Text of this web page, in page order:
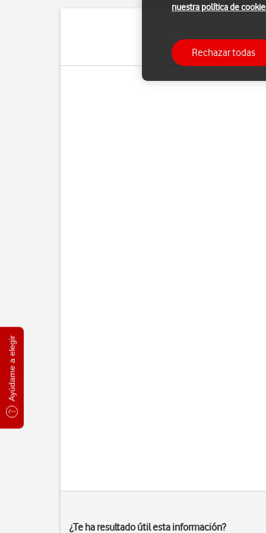
Ayúdame a elegir
Puedes utilizar la
¿Te ha resultado útil esta información?
nuestra política de
Rechazar todas